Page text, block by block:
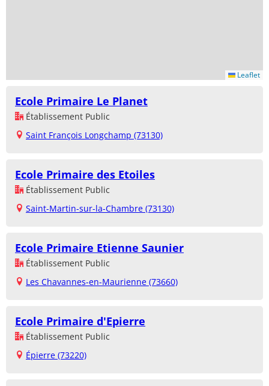
Leaflet
Ecole Primaire Le Planet
Établissement Public
Saint François Longchamp (73130)
Ecole Primaire des Etoiles
Établissement Public
Saint-Martin-sur-la-Chambre (73130)
Ecole Primaire Etienne Saunier
Établissement Public
Les Chavannes-en-Maurienne (73660)
Ecole Primaire d'Epierre
Établissement Public
Épierre (73220)